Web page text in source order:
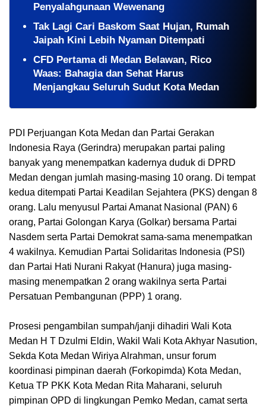
Penyalahgunaan Wewenang
Tak Lagi Cari Baskom Saat Hujan, Rumah
Jaipah Kini Lebih Nyaman Ditempati
CFD Pertama di Medan Belawan, Rico
Waas: Bahagia dan Sehat Harus
Menjangkau Seluruh Sudut Kota Medan
PDI Perjuangan Kota Medan dan Partai Gerakan
Indonesia Raya (Gerindra) merupakan partai paling
banyak yang menempatkan kadernya duduk di DPRD
Medan dengan jumlah masing-masing 10 orang. Di tempat
kedua ditempati Partai Keadilan Sejahtera (PKS) dengan 8
orang. Lalu menyusul Partai Amanat Nasional (PAN) 6
orang, Partai Golongan Karya (Golkar) bersama Partai
Nasdem serta Partai Demokrat sama-sama menempatkan
4 wakilnya. Kemudian Partai Solidaritas Indonesia (PSI)
dan Partai Hati Nurani Rakyat (Hanura) juga masing-
masing menempatkan 2 orang wakilnya serta Partai
Persatuan Pembangunan (PPP) 1 orang.
Prosesi pengambilan sumpah/janji dihadiri Wali Kota
Medan H T Dzulmi Eldin, Wakil Wali Kota Akhyar Nasution,
Sekda Kota Medan Wiriya Alrahman, unsur forum
koordinasi pimpinan daerah (Forkopimda) Kota Medan,
Ketua TP PKK Kota Medan Rita Maharani, seluruh
pimpinan OPD di lingkungan Pemko Medan, camat serta